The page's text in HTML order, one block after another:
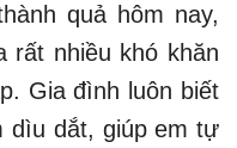
quả hôm nay,
rất nhiều khó khăn
Gia đình luôn biết
dìu dắt, giúp em tự